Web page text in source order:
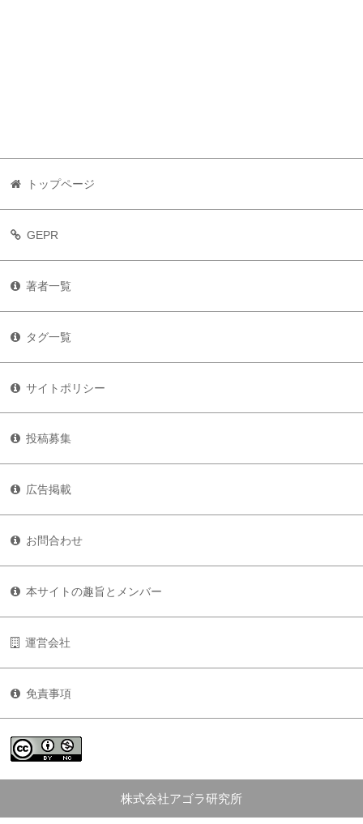
トップページ
GEPR
著者一覧
タグ一覧
サイトポリシー
投稿募集
広告掲載
お問合わせ
本サイトの趣旨とメンバー
運営会社
免責事項
株式会社アゴラ研究所